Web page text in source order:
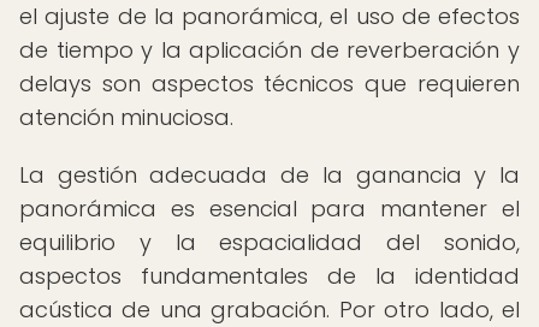
el ajuste de la panorámica, el uso de efectos
de tiempo y la aplicación de reverberación y
delays son aspectos técnicos que requieren
atención minuciosa.
La gestión adecuada de la ganancia y la
panorámica es esencial para mantener el
equilibrio y la espacialidad del sonido,
aspectos fundamentales de la identidad
acústica de una grabación. Por otro lado, el